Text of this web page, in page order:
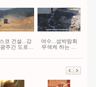
코 건설...강
주간 도로…
여수...섬박람회
무색케 하는 …